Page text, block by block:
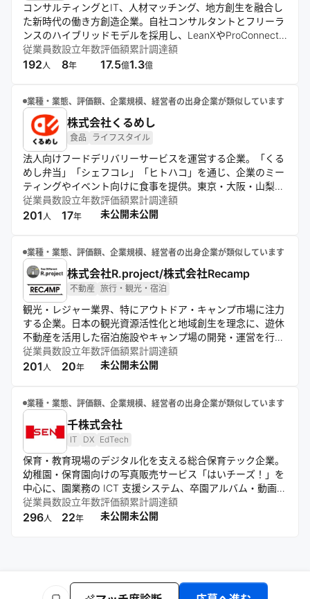
コンサルティングとIT、人材マッチング、地方創生を融合し
た新時代の働き方創造企業。自社コンサルタントとフリーラ
ンスのハイブリッドモデルを採用し、LeanXやProConnect
などのサービスを通じて、スキル重視の人材流動性の高い社
会モデルの実現を目指す。データ分析から実行までを一貫し
従業員数
192 人
設立年数
8年
評価額
17.5億
累計調達額
1.3億
業種・業態、評価額、企業規模、経営者の出身企業が類似しています
株式会社くるめし
食品 ライフスタイル
法人向けフードデリバリーサービスを運営する企業。「くる
めし弁当」「シェフコレ」「ヒトハコ」を通じ、企業のミー
ティングやイベント向けに食事を提供。東京・大阪・山梨を
拠点に全国展開し、食×IT技術で働く人の食生活を豊かにす
ることを目指す。
従業員数
201 人
設立年数
17年
評価額
未公開
累計調達額
未公開
業種・業態、評価額、企業規模、経営者の出身企業が類似しています
株式会社R.project/株式会社Recamp
不動産 旅行・観光・宿泊
観光・レジャー業界、特にアウトドア・キャンプ市場に注力
する企業。日本の観光資源活性化と地域創生を理念に、遊休
不動産を活用した宿泊施設やキャンプ場の開発・運営を行
う。キャンプ場検索サイト「なっぷ」の運営やキャンプ用品
のレンタル・買取サービスも展開。公的機関や大手企業と連
従業員数
201 人
設立年数
20年
評価額
未公開
累計調達額
未公開
業種・業態、評価額、企業規模、経営者の出身企業が類似しています
千株式会社
IT DX EdTech
保育・教育現場のデジタル化を支える総合保育テック企業。
幼稚園・保育園向けの写真販売サービス「はいチーズ！」を
中心に、園業務の ICT 支援システム、卒園アルバム・動画制
作、給食食材配達・食育サービスなど幅広く提供し、保育士
や先生の業務負担を軽減。写真や映像を通じて子どもの成長
もたちの笑顔を中心に社会的価値を追求する。
従業員数
296人
設立年数
22年
評価額
未公開
累計調達額
未公開